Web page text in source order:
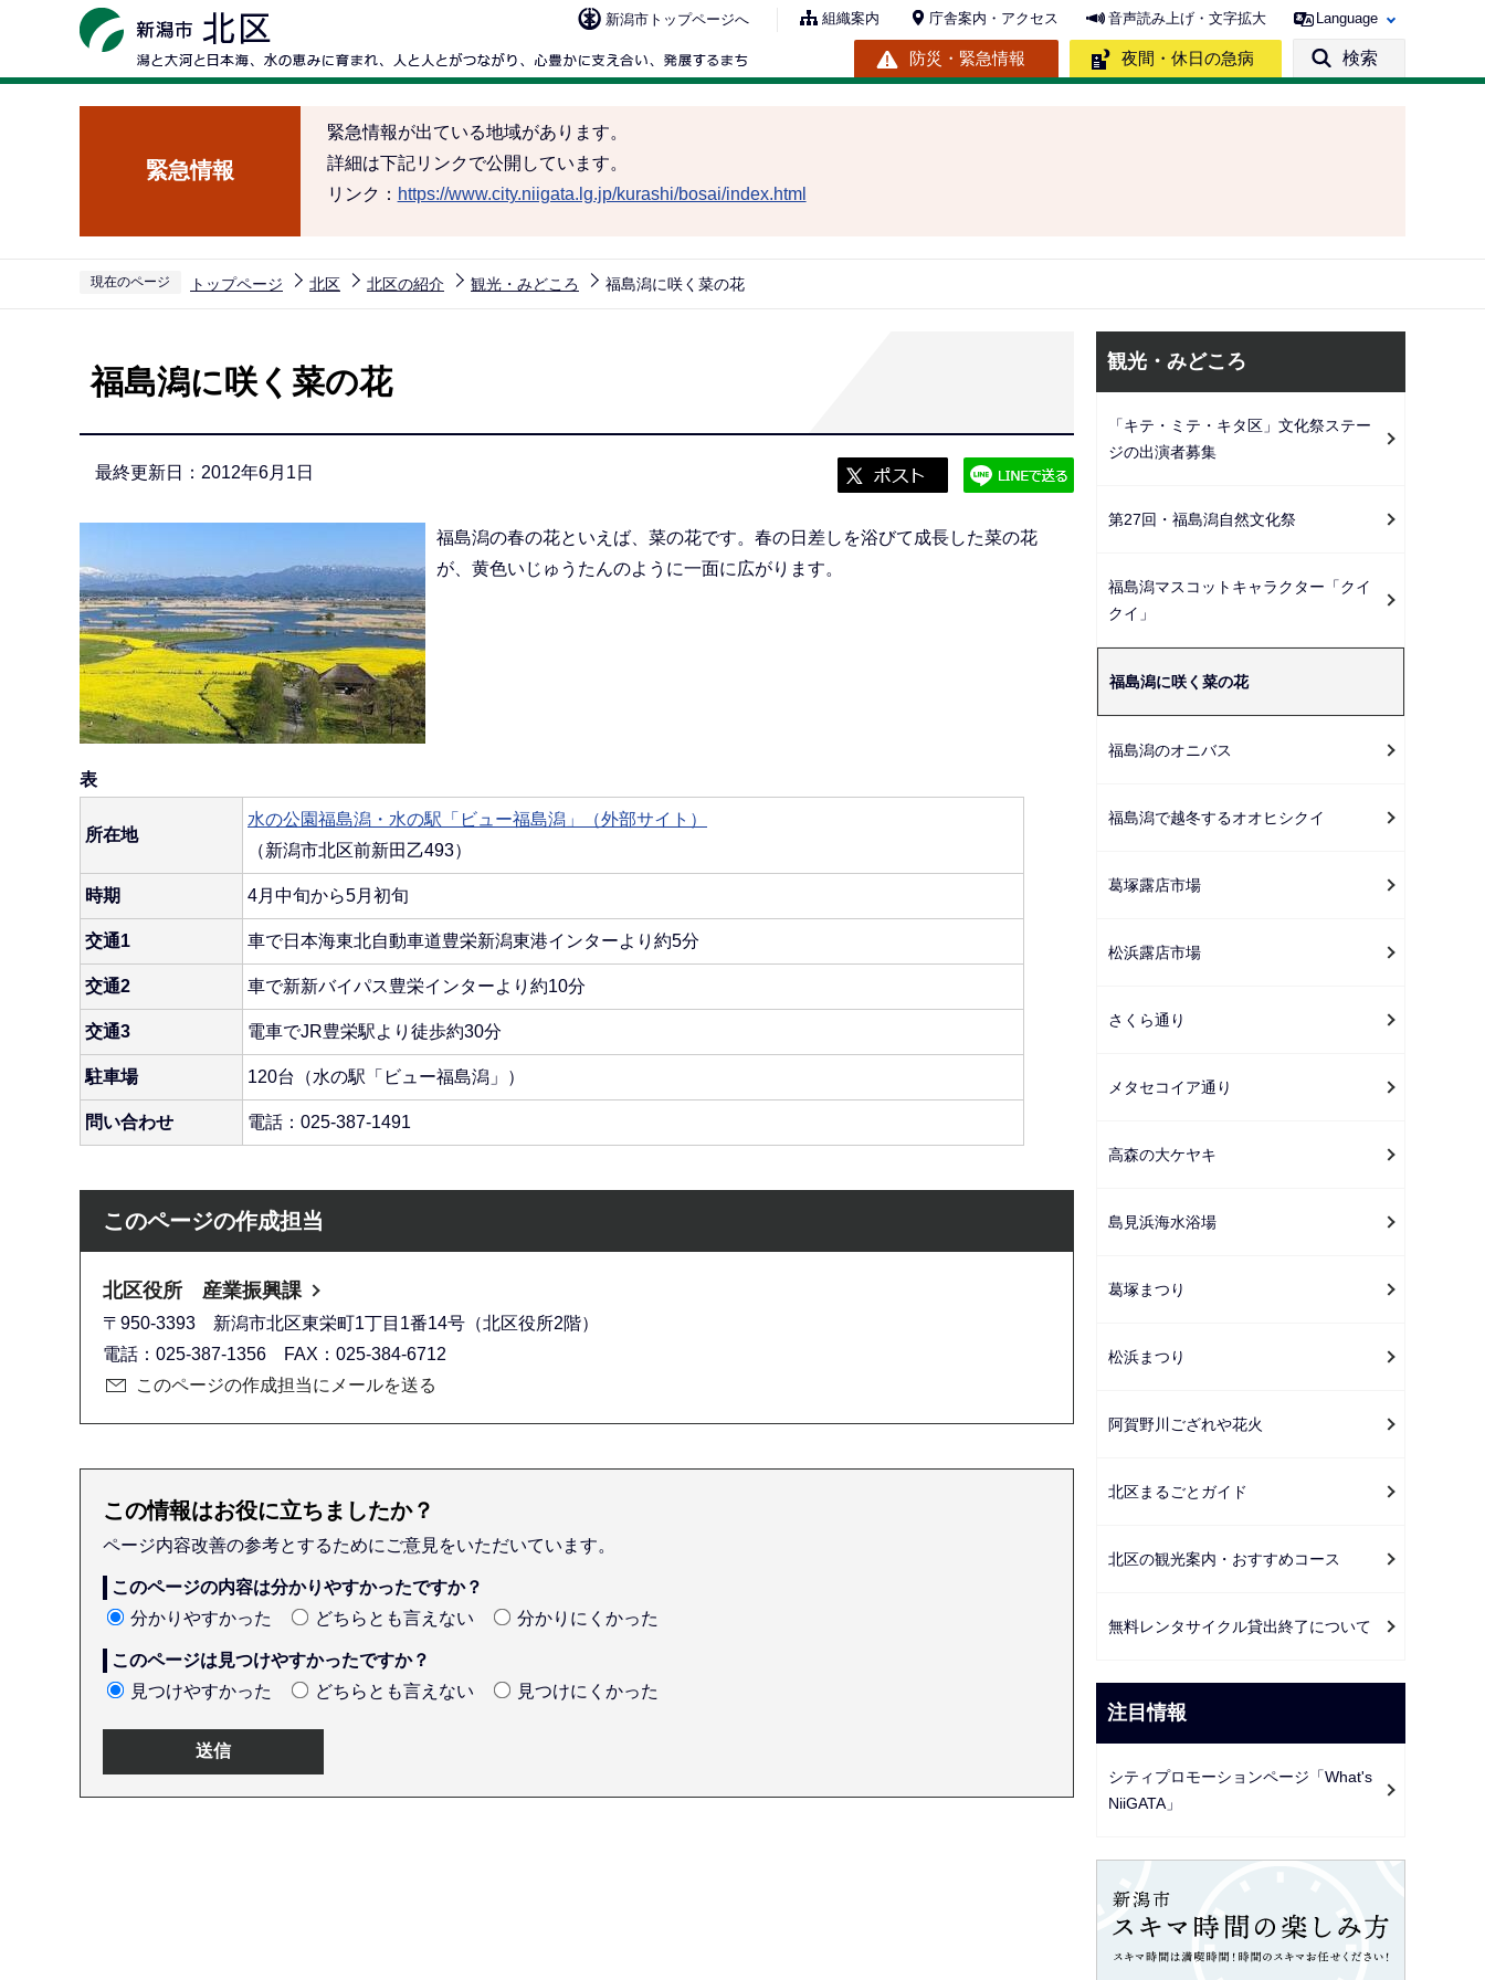
ペ
新潟市トップページへ 組織案内 庁舎案内・アクセス 音声読み上げ・文字拡大 Language
防災・緊急情報 夜間・休日の急病 検索
緊急情報
緊急情報が出ている地域があります。
詳細は下記リンクで公開しています。
リンク： https://www.city.niigata.lg.jp/kurashi/bosai/index.html
現在のページ トップページ 北区 北区の紹介 観光・みどころ 福島潟に咲く菜の花
福島潟に咲く菜の花
最終更新日：2012年6月1日
福島潟の春の花といえば、菜の花です。春の日差しを浴びて成長した菜の花
が、黄色いじゅうたんのように一面に広がります。
表
所在地
水の公園福島潟・水の駅「ビュー福島潟」（外部サイト）
（新潟市北区前新田乙493）
時期 4月中旬から5月初旬
交通1 車で日本海東北自動車道豊栄新潟東港インターより約5分
交通2 車で新新バイパス豊栄インターより約10分
交通3 電車でJR豊栄駅より徒歩約30分
駐車場 120台（水の駅「ビュー福島潟」）
問い合わせ 電話：025-387-1491
このページの作成担当
北区役所 産業振興課
〒950-3393 新潟市北区東栄町1丁目1番14号（北区役所2階）
電話：025-387-1356 FAX：025-384-6712
このページの作成担当にメールを送る
この情報はお役に立ちましたか？
ページ内容改善の参考とするためにご意見をいただいています。
このページの内容は分かりやすかったですか？
分かりやすかった
どちらとも言えない 分かりにくかった
このページは見つけやすかったですか？
見つけやすかった
どちらとも言えない 見つけにくかった
ブ
シ
ン
こ
か
ら
観光・みどころ
「キテ・ミテ・キタ区」文化祭ステー
ジの出演者募集
第27回・福島潟自然文化祭
福島潟マスコットキャラクター「クイ
クイ」
福島潟に咲く菜の花
福島潟のオニバス
福島潟で越冬するオオヒシクイ
葛塚露店市場
松浜露店市場
さくら通り
メタセコイア通り
高森の大ケヤキ
島見浜海水浴場
葛塚まつり
松浜まつり
阿賀野川ござれや花火
北区まるごとガイド
北区の観光案内・おすすめコース
無料レンタサイクル貸出終了について
注目情報
シティプロモーションページ「What's
NiiGATA」